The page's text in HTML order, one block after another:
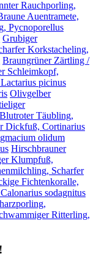
Rauchporling,
Auentramete,
Pycnoporellus
Grubiger
Korkstacheling,
Braungrüner Zärtling /
Schleimkopf,
picinus
Olivgelber
Blutroter Täubling,
Dickfuß, Cortinarius
olidum
Hirschbrauner
Klumpfuß,
Scharfer
Fichtenkoralle,
sodagnitus
Ritterling,
!